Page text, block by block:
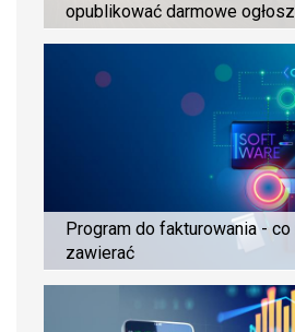
opublikować darmowe
Program do fakturowania -
zawierać